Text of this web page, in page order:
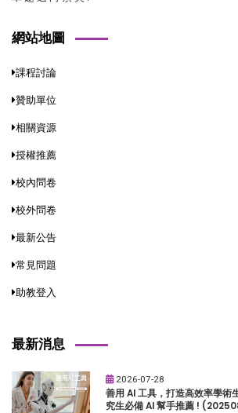
網站地圖
課程討論
贊助單位
相關資源
授權推薦
校內問卷
校外問卷
最新公告
常見問題
助教登入
最新消息
2026-07-28
善用 AI 工具，打造高效率學
究生必備 AI 幫手推薦 !